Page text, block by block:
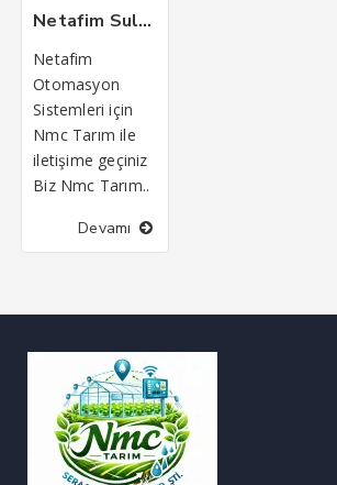
Netafim Sulama ve Otomasyon Sistemleri
Netafim
Otomasyon
Sistemleri için
Nmc Tarım ile
iletişime geçiniz
Biz Nmc Tarım..
Devamı